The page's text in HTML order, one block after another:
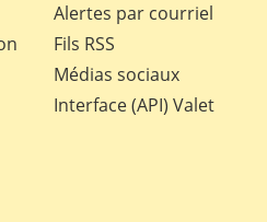
Alertes par courriel
Fils RSS
Médias sociaux
Interface (API) Valet